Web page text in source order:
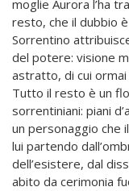
moglie Aurora l’ha
resto, che il dubbio
Sorrentino
del potere: visione
astratto, di cui
Tutto il resto è un
sorrentiniani: piani
un personaggio che
lui partendo
dell’esistere, dal
abito da cerimonia